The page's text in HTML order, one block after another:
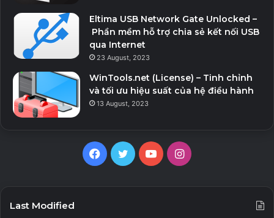
Download v3.07
Eltima USB Network Gate Unlocked –
Phần mềm hỗ trợ chia sẻ kết nối USB
qua Internet
23 August, 2023
WinTools.net (License) – Tinh chỉnh
và tối ưu hiệu suất của hệ điều hành
13 August, 2023
Facebook
TwitterYouTubeInstagram
Last Modified